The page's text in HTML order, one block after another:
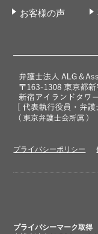
お客様の声
プライバシーポリシー
プライバシーマーク取得